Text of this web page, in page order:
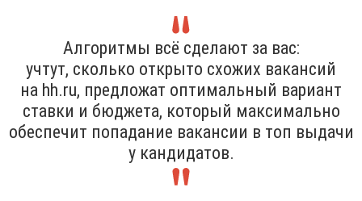
Алгоритмы всё сделают за вас:
учтут, сколько открыто схожих вакансий
на hh.ru, предложат оптимальный вариант
ставки и бюджета, который максимально
обеспечит попадание вакансии в топ выдачи
у кандидатов.